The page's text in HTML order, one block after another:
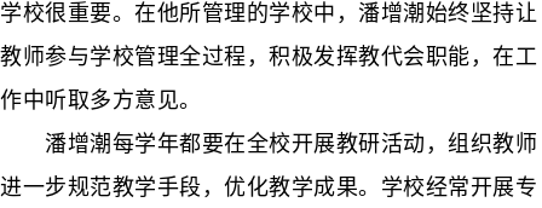
学校很重要。在他所管理的学校中，潘增潮始终坚持让
教师参与学校管理全过程，积极发挥教代会职能，在工
作中听取多方意见。
潘增潮每学年都要在全校开展教研活动，组织教师
进一步规范教学手段，优化教学成果。学校经常开展专